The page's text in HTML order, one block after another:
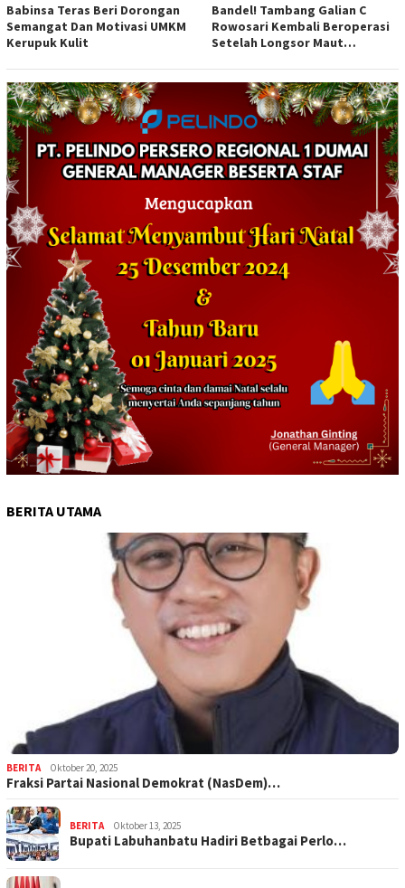
Babinsa Teras Beri Dorongan
Semangat Dan Motivasi UMKM
Kerupuk Kulit
Bandel! Tambang Galian C
Rowosari Kembali Beroperasi
Setelah Longsor Maut
BERITA UTAMA
BERITA Oktober 20, 2025
Fraksi Partai Nasional Demokrat (NasDem)…
BERITA Oktober 13, 2025
Bupati Labuhanbatu Hadiri Betbagai Perlo…